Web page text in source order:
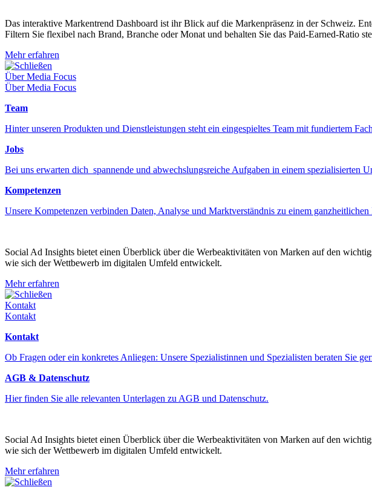
Das interaktive Markentrend Dashboard ist ihr Blick auf die Markenpräsenz in der Schweiz.
Filtern Sie flexibel nach Brand, Branche oder Monat und behalten Sie das Paid-Earned-Ratio
Mehr erfahren
Schließen
Über Media Focus
Über Media Focus
Team
Hinter unseren Produkten und Dienstleistungen steht ein eingespieltes Team mit fundiertem
Jobs
Bei uns erwarten dich spannende und abwechslungsreiche Aufgaben in einem spezialisierten
Kompetenzen
Unsere Kompetenzen verbinden Daten, Analyse und Marktverständnis zu einem
Social Ad Insights bietet einen Überblick über die Werbeaktivitäten von Marken auf den
wie sich der Wettbewerb im digitalen Umfeld entwickelt.
Mehr erfahren
Schließen
Kontakt
Kontakt
Kontakt
Ob Fragen oder ein konkretes Anliegen: Unsere Spezialistinnen und Spezialisten beraten Sie
AGB & Datenschutz
Hier finden Sie alle relevanten Unterlagen zu AGB und Datenschutz.
Social Ad Insights bietet einen Überblick über die Werbeaktivitäten von Marken auf den
wie sich der Wettbewerb im digitalen Umfeld entwickelt.
Mehr erfahren
Schließen